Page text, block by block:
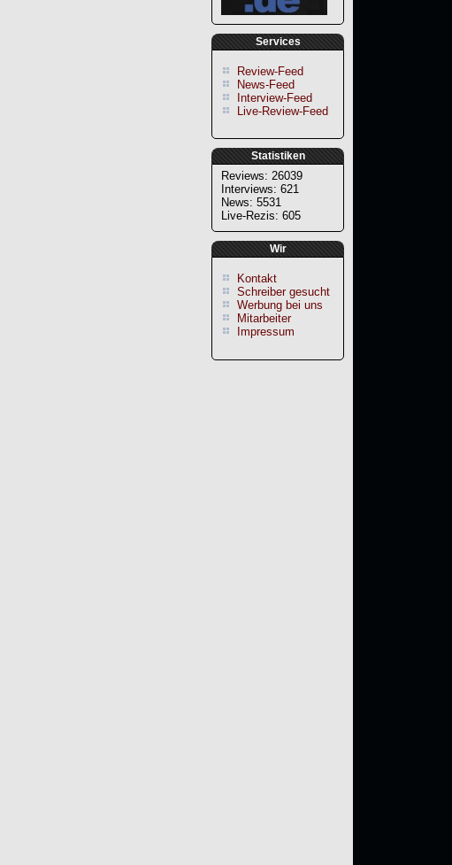
Services
Review-Feed
News-Feed
Interview-Feed
Live-Review-Feed
Statistiken
Reviews: 26039
Interviews: 621
News: 5531
Live-Rezis: 605
Wir
Kontakt
Schreiber gesucht
Werbung bei uns
Mitarbeiter
Impressum